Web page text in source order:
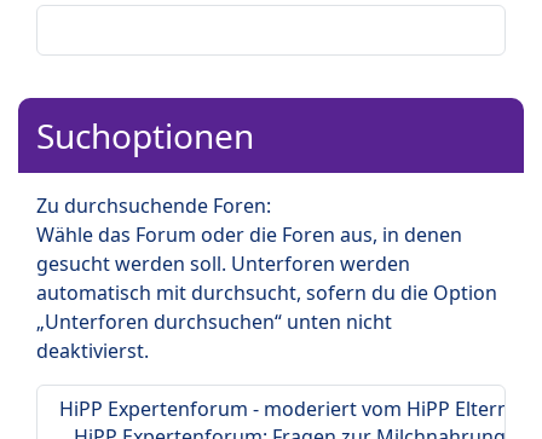
Suchoptionen
Zu durchsuchende Foren:
Wähle das Forum oder die Foren aus, in denen
gesucht werden soll. Unterforen werden
automatisch mit durchsucht, sofern du die Option
„Unterforen durchsuchen“ unten nicht
deaktivierst.